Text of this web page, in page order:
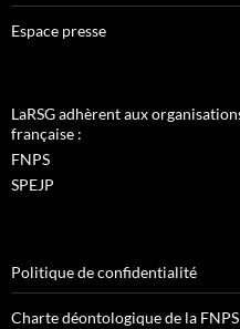
Espace presse
LaRSG adhèrent aux
française :
FNPS
SPEJP
Politique de confidentialité
Charte déontologique de la